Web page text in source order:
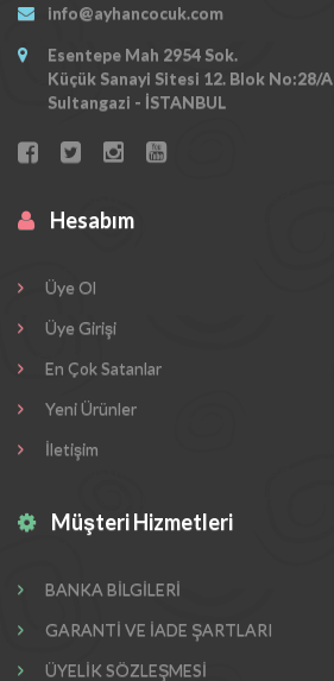
info@ayhancocuk.com
Esentepe Mah 2954 Sok.
Küçük Sanayi Sitesi 12. Blok No:28/A
Sultangazi - İSTANBUL
Hesabım
Üye Ol
Üye Girişi
En Çok Satanlar
Yeni Ürünler
İletişim
Müşteri Hizmetleri
BANKA BİLGİLERİ
GARANTİ VE İADE ŞARTLARI
ÜYELİK SÖZLEŞMESİ